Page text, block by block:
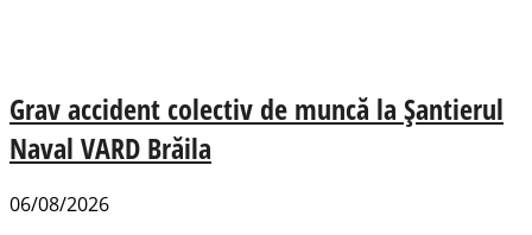
Grav accident colectiv de muncă la Șantierul
Naval VARD Brăila
06/08/2026